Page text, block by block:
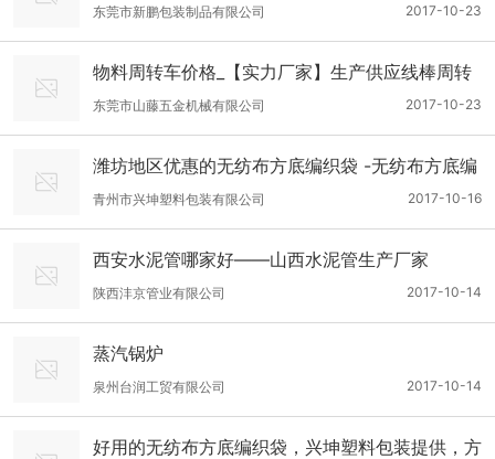
2017-10-23
东莞市新鹏包装制品有限公司
物料周转车价格_【实力厂家】生产供应线棒周转
车
2017-10-23
东莞市山藤五金机械有限公司
潍坊地区优惠的无纺布方底编织袋 -无纺布方底编
织袋
2017-10-16
青州市兴坤塑料包装有限公司
西安水泥管哪家好——山西水泥管生产厂家
2017-10-14
陕西沣京管业有限公司
蒸汽锅炉
2017-10-14
泉州台润工贸有限公司
好用的无纺布方底编织袋，兴坤塑料包装提供，方